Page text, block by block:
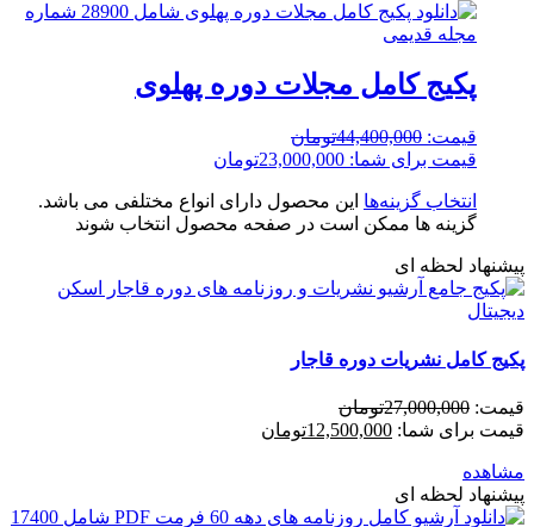
پکیج کامل مجلات دوره پهلوی
قیمت: 44,400,000تومان
قیمت برای شما: 23,000,000تومان
انتخاب گزینه‌ها این محصول دارای انواع مختلفی می باشد.
گزینه ها ممکن است در صفحه محصول انتخاب شوند
پیشنهاد لحظه ای
پکیج کامل نشریات دوره قاجار
قیمت: 27,000,000تومان
قیمت برای شما: 12,500,000تومان
مشاهده
پیشنهاد لحظه ای